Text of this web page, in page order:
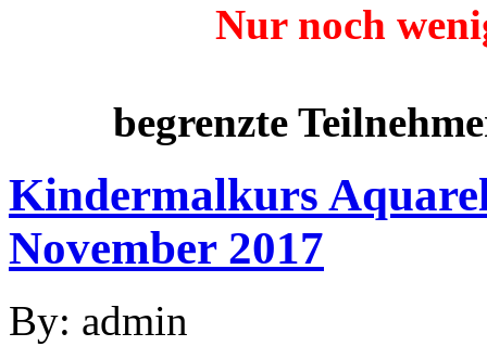
Nur noch
begrenzte
Kindermalkurs
November 2017
By: admin